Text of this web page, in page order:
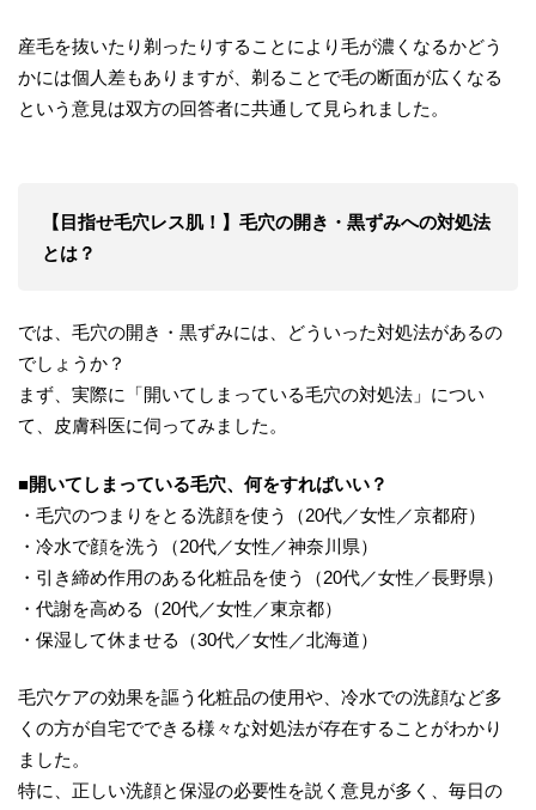
産毛を抜いたり剃ったりすることにより毛が濃くなるかどう
かには個人差もありますが、剃ることで毛の断面が広くなる
という意見は双方の回答者に共通して見られました。
【目指せ毛穴レス肌！】毛穴の開き・黒ずみへの対処法
とは？
では、毛穴の開き・黒ずみには、どういった対処法があるの
でしょうか？
まず、実際に「開いてしまっている毛穴の対処法」につい
て、皮膚科医に伺ってみました。
■開いてしまっている毛穴、何をすればいい？
・毛穴のつまりをとる洗顔を使う（20代／女性／京都府）
・冷水で顔を洗う（20代／女性／神奈川県）
・引き締め作用のある化粧品を使う（20代／女性／長野県）
・代謝を高める（20代／女性／東京都）
・保湿して休ませる（30代／女性／北海道）
毛穴ケアの効果を謳う化粧品の使用や、冷水での洗顔など多
くの方が自宅でできる様々な対処法が存在することがわかり
ました。
特に、正しい洗顔と保湿の必要性を説く意見が多く、毎日の